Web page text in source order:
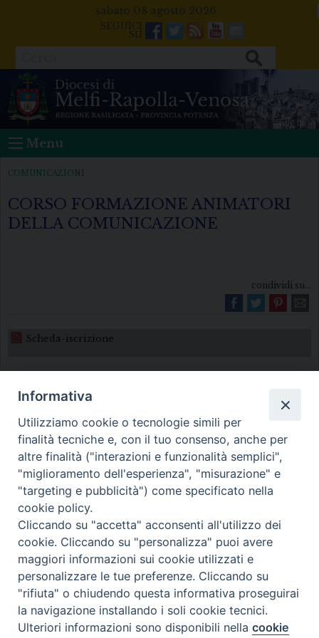
sabato 08 agosto 2026
Facebook
Twitter
FeedsYoutube
Mail
Menu
COMUNICAZIONI
CORSO FORMAZIONE ANIMATORI
DELLA COMUNICAZIONE
condividi su...
Scheda-iscrizione
Diocesi di Melfi Rapolla Venosa
• Largo Duomo, 12 - 85025 MELFI (PZ) •
Tel. 0972238604
PEC ufficiale della Diocesi:
diocesi.melfi_rapolla_venosa@legalmail.it
Preferenze Cookie
Informativa
Utilizziamo cookie o tecnologie simili per
finalità tecniche e, con il tuo consenso, anche per
altre finalità ("interazioni e funzionalità semplici",
"miglioramento dell'esperienza", "misurazione" e
"targeting e pubblicità") come specificato nella
cookie policy.
Cliccando su "accetta" acconsenti all'utilizzo dei
cookie. Cliccando su "personalizza" puoi avere
maggiori informazioni sui cookie utilizzati e
personalizzare le tue preferenze. Cliccando su
"rifiuta" o chiudendo questa informativa proseguirai
la navigazione installando i soli cookie tecnici.
Ulteriori informazioni sono disponibili nellacookie